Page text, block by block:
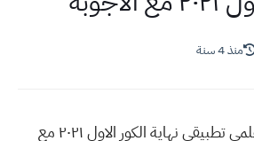
منذ 4 سنة
اسئلة فيزياء خامس علمي تطبيقي نهاية الكور الاول ٢٠٢١ مع